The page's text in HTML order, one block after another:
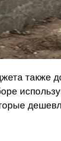
также